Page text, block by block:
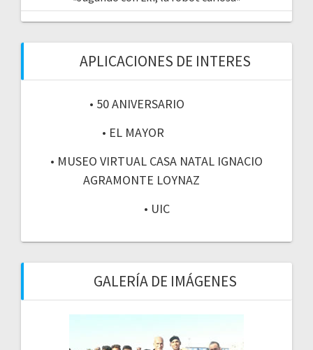
APLICACIONES DE INTERES
• 50 ANIVERSARIO
• EL MAYOR
• MUSEO VIRTUAL CASA NATAL IGNACIO
AGRAMONTE LOYNAZ
• UIC
GALERÍA DE IMÁGENES